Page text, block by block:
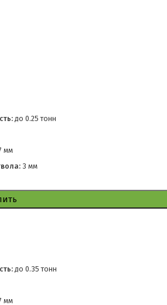
до0.25 тонн
мм
3 мм
до0.35 тонн
мм